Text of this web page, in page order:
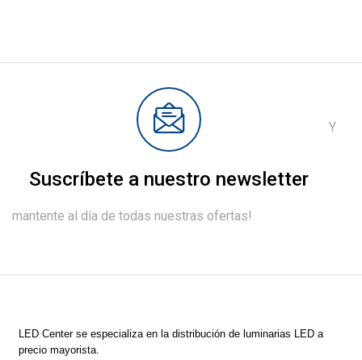
Suscríbete a nuestro newsletter
Y
mantente al día de todas nuestras ofertas!
LED Centerse especializa en la distribución de luminarias LED a
precio mayorista.